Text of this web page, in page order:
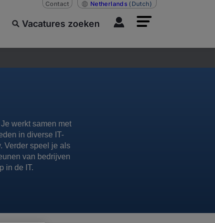
Vacatures zoeken
Contact Netherlands (Dutch)
werkt samen met
in diverse IT-
Verder speel je als
van bedrijven
in de IT.